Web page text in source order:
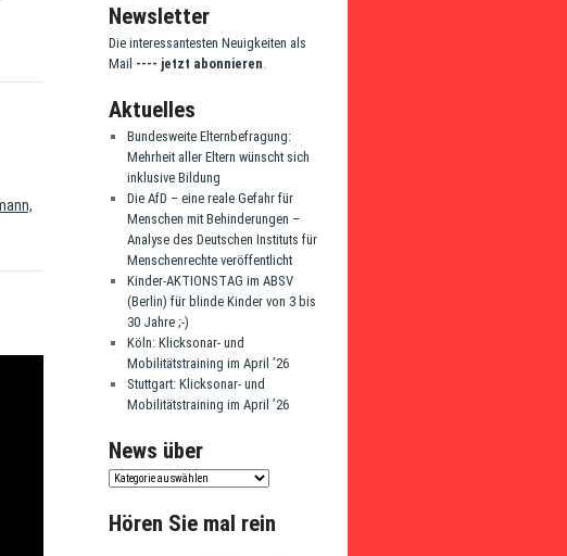
Newsletter
Die interessantesten Neuigkeiten als
Mail ---- jetzt abonnieren.
Aktuelles
Bundesweite Elternbefragung:
Mehrheit aller Eltern wünscht sich
inklusive Bildung
Die AfD – eine reale Gefahr für
Menschen mit Behinderungen –
Analyse des Deutschen Instituts für
Menschenrechte veröffentlicht
Kinder-AKTIONSTAG im ABSV
(Berlin) für blinde Kinder von 3 bis
30 Jahre ;-)
Köln: Klicksonar- und
Mobilitätstraining im April ’26
Stuttgart: Klicksonar- und
Mobilitätstraining im April ’26
News über
Hören Sie mal rein